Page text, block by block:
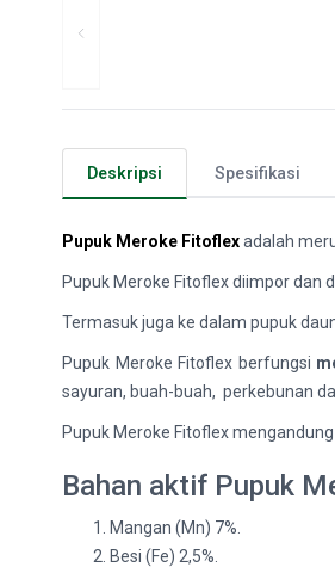
Deskripsi Spesifikasi
Pupuk Meroke Fitoflexadalah
Pupuk Meroke Fitoflex diimpor dan
Termasuk juga ke dalam pupuk
Pupuk Meroke Fitoflex berfungsi
sayuran, buah-buah, perkebunan
Pupuk Meroke Fitoflex
Bahan aktif Pupuk
Mangan (Mn) 7%.
Besi (Fe) 2,5%.